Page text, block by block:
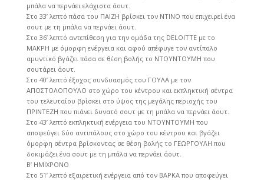
μπάλα να περνάει ελάχιστα άουτ.
Στο 33’ λεπτό πάσα του ΠΑΙΖΗ βρίσκει τον ΝΤΙΝΟ που επιχειρεί ένα
σουτ με τη μπάλα να περνάει άουτ.
Στο 36’ λεπτό αντεπίθεση για την ομάδα της DELOITTE με το
ΜΑΚΡΗ με όμορφη ενέργεια και αφού απέφυγε τον αντίπαλο
αμυντικό βγάζει πάσα σε θέση βολής το ΝΤΟΥΝΤΟΥΜΗ που
σουτάρει άουτ.
Στο 40’ λεπτό έξοχος συνδυασμός του ΓΟΥΛΑ με τον
ΑΠΟΣΤΟΛΟΠΟΥΛΟ στο χώρο του κέντρου και εκπληκτική σέντρα
του τελευταίου βρίσκει στο ύψος της μεγάλης περιοχής του
ΠΡΙΝΤΕΖΗ που πιάνει δυνατό σουτ με τη μπάλα να περνάει άουτ.
Στο 43’ λεπτό εκπληκτική ενέργεια του ΝΤΟΥΝΤΟΥΜΗ που
αποφεύγει δύο αντιπάλους στο χώρο του κέντρου και βγάζει
όμορφη σέντρα βρίσκοντας σε θέση βολής το ΓΕΩΡΓΟΥΛΗ που
δοκιμάζει ένα σουτ με τη μπάλα να περνάει άουτ.
Β’ ΗΜΙΧΡΟΝΟ
Στο 51’ λεπτό εξαιρετική ενέργεια από τον ΒΑΡΚΑ που αποφεύγει